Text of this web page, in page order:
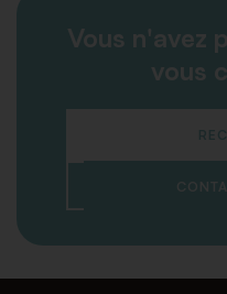
Vous n'avez
vous